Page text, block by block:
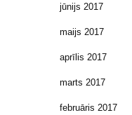
jūnijs 2017
maijs 2017
aprīlis 2017
marts 2017
februāris 2017